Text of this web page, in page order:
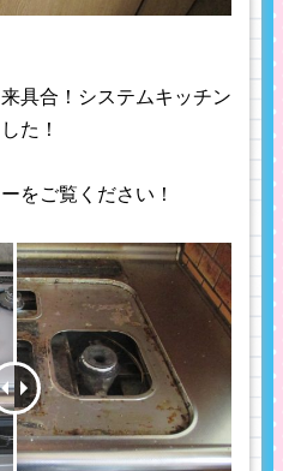
具合！システムキッチン
た！
をご覧ください！